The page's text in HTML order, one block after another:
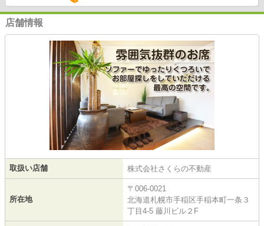
店舗情報
取扱い店舗 株式会社さくらの不動産
所在地
〒006-0021
北海道札幌市手稲区手稲本町一条３
丁目4-5 藤川ビル２F